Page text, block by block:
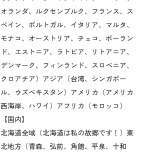
オランダ、ルクセンブルク、フランス、ス
ペイン、ポルトガル、イタリア、マルタ、
モナコ、オーストリア、チェコ、ポーラン
ド、エストニア、ラトビア、リトアニア、
デンマーク、フィンランド、スロベニア、
クロアチア）アジア（台湾、シンガポー
ル、ウズベキスタン）アメリカ（アメリカ
西海岸、ハワイ）アフリカ（モロッコ）
【国内】
北海道全域（北海道は私の故郷です！）東
北地方（青森、弘前、角館、平泉、十和